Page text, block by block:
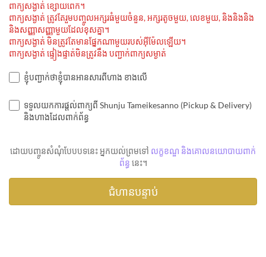
ពាក្យសង្ងាត់ ខ្សោយពេក។
ពាក្យសង្ងាត់ ត្រូវតែរួមបញ្ចូលអក្សរធំមួយចំនួន, អក្សរតូចមួយ, លេខមួយ, និងនិងនិង
និងសញ្ញាសញ្ញាមួយដែលខុសគ្នា។
ពាក្យសង្ងាត់ មិនត្រូវតែមានផ្នែកណាមួយរបស់អ៊ីម៉ែលឡើយ។
ពាក្យសង្ងាត់ ផ្ទៀងផ្ទាត់មិនត្រូវនឹង បញ្ជាក់ពាក្យសម្ងាត់
ខ្ញុំបញ្ជាក់ថាខ្ញុំបានអានសារពីហាង ខាងលើ
ទទួលយកការផ្តល់ពាក្យពី Shunju Tameikesanno (Pickup & Delivery)
និងហាងដែលពាក់ព័ន្ធ
ដោយបញ្ចូនសំណុំបែបបទនេះ អ្នកយល់ព្រមទៅ លក្ខខណ្ឌ និងគោលនយោបាយពាក់
ព័ន្ធ នេះ។